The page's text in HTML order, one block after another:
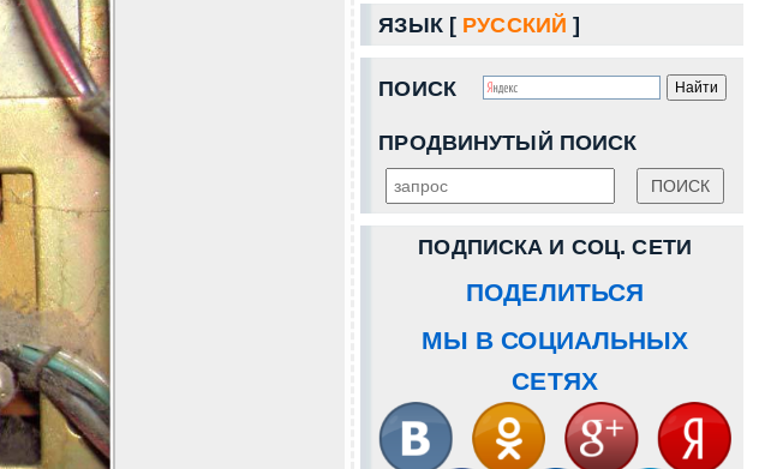
ЯЗЫК [ РУССКИЙ ]
ПОИСК
ПРОДВИНУТЫЙ ПОИСК
ПОДПИСКА И СОЦ. СЕТИ
ПОДЕЛИТЬСЯ
МЫ В СОЦИАЛЬНЫХ
СЕТЯХ